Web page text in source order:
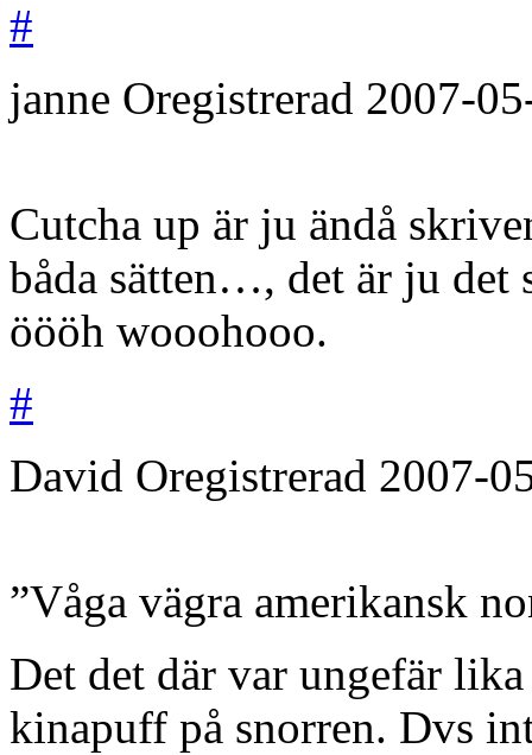
#
janne Oregistrerad 2007-
Cutcha up är ju ändå
båda sätten…, det är ju det
öööh wooohooo.
#
David Oregistrerad 2007-
”Våga vägra amerikansk
Det det där var ungefär
kinapuff på snorren. Dvs